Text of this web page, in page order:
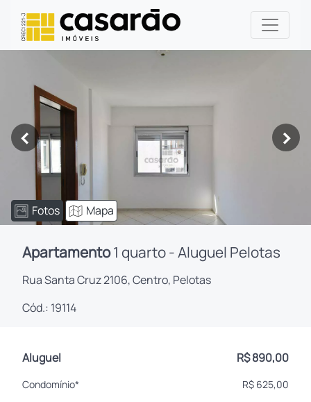
< >
Fotos Mapa
Apartamento1 quarto - Aluguel Pelotas
Rua Santa Cruz 2106, Centro, Pelotas
Cód.: 19114
Aluguel R$ 890,00
Condomínio*
R$ 625,00